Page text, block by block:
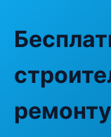
ремонту